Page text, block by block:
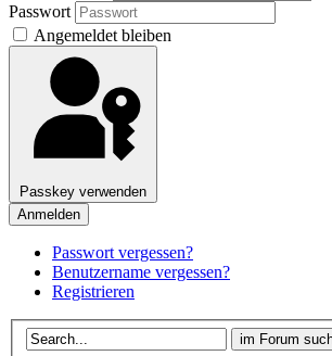
Passwort
Angemeldet bleiben
Passkey verwenden
Anmelden
Passwort vergessen?
Benutzername vergessen?
Registrieren